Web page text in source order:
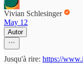
Vivian Schlesinger
May 12
Autor
Jusqu'à rire: https://